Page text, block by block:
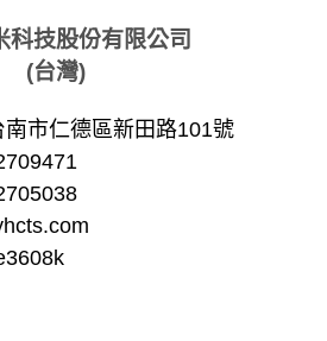
科技股份有限公司
(台灣)
市仁德區新田路101號